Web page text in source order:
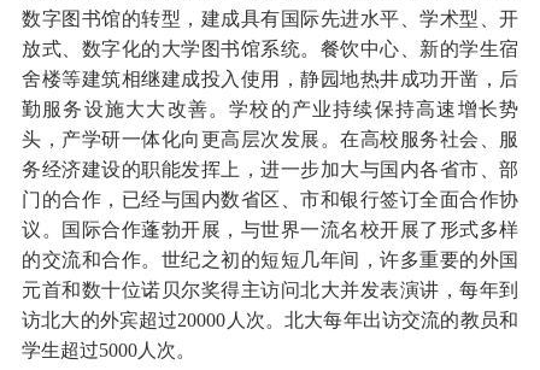
数字图书馆的转型，建成具有国际先进水平、学术型、开
放式、数字化的大学图书馆系统。餐饮中心、新的学生宿
舍楼等建筑相继建成投入使用，静园地热井成功开凿，后
勤服务设施大大改善。学校的产业持续保持高速增长势
头，产学研一体化向更高层次发展。在高校服务社会、服
务经济建设的职能发挥上，进一步加大与国内各省市、部
门的合作，已经与国内数省区、市和银行签订全面合作协
议。国际合作蓬勃开展，与世界一流名校开展了形式多样
的交流和合作。世纪之初的短短几年间，许多重要的外国
元首和数十位诺贝尔奖得主访问北大并发表演讲，每年到
访北大的外宾超过20000人次。北大每年出访交流的教员和
学生超过5000人次。